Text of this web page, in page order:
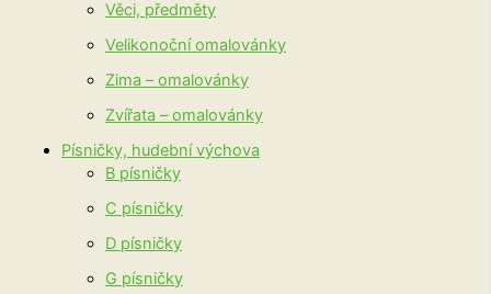
Věci, předměty
Velikonoční omalovánky
Zima – omalovánky
Zvířata – omalovánky
Písničky, hudební výchova
B písničky
C písničky
D písničky
G písničky